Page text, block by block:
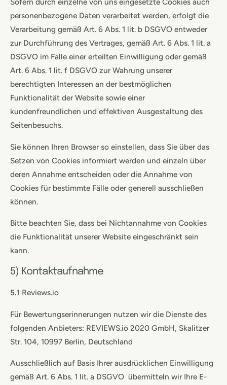
Sofern durch einzelne von uns eingesetzte Cookies auch
personenbezogene Daten verarbeitet werden, erfolgt die
Verarbeitung gemäß Art. 6 Abs. 1 lit. b DSGVO entweder
zur Durchführung des Vertrages, gemäß Art. 6 Abs. 1 lit. a
DSGVO im Falle einer erteilten Einwilligung oder gemäß
Art. 6 Abs. 1 lit. f DSGVO zur Wahrung unserer
berechtigten Interessen an der bestmöglichen
Funktionalität der Website sowie einer
kundenfreundlichen und effektiven Ausgestaltung des
Seitenbesuchs.
Sie können Ihren Browser so einstellen, dass Sie über das
Setzen von Cookies informiert werden und einzeln über
deren Annahme entscheiden oder die Annahme von
Cookies für bestimmte Fälle oder generell ausschließen
können.
Bitte beachten Sie, dass bei Nichtannahme von Cookies
die Funktionalität unserer Website eingeschränkt sein
kann.
5) Kontaktaufnahme
5.1 Reviews.io
Für Bewertungserinnerungen nutzen wir die Dienste des
folgenden Anbieters: REVIEWS.io 2020 GmbH, Skalitzer
Str. 104, 10997 Berlin, Deutschland
Ausschließlich auf Basis Ihrer ausdrücklichen Einwilligung
gemäß Art. 6 Abs. 1 lit. a DSGVO übermitteln wir Ihre E-